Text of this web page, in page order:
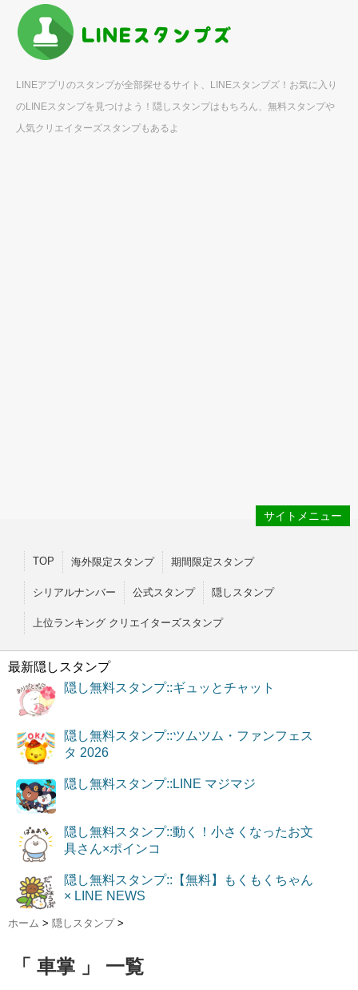
LINEアプリのスタンプが全部探せるサイト、LINEスタンプズ！お気に入り
のLINEスタンプを見つけよう！隠しスタンプはもちろん、無料スタンプや
人気クリエイターズスタンプもあるよ
サイトメニュー
TOP 海外限定スタンプ 期間限定スタンプ
シリアルナンバー 公式スタンプ 隠しスタンプ
上位ランキング クリエイターズスタンプ
最新隠しスタンプ
隠し無料スタンプ::ギュッとチャット
隠し無料スタンプ::ツムツム・ファンフェス
タ 2026
隠し無料スタンプ::LINE マジマジ
隠し無料スタンプ::動く！小さくなったお文
具さん×ポインコ
隠し無料スタンプ::【無料】もくもくちゃん
× LINE NEWS
ホーム > 隠しスタンプ >
「 車掌 」 一覧